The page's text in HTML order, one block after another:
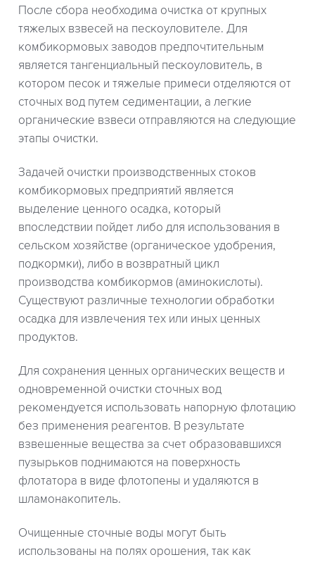
После сбора необходима очистка от крупных
тяжелых взвесей на пескоуловителе. Для
комбикормовых заводов предпочтительным
является тангенциальный пескоуловитель, в
котором песок и тяжелые примеси отделяются от
сточных вод путем седиментации, а легкие
органические взвеси отправляются на следующие
этапы очистки.
Задачей очистки производственных стоков
комбикормовых предприятий является
выделение ценного осадка, который
впоследствии пойдет либо для использования в
сельском хозяйстве (органическое удобрения,
подкормки), либо в возвратный цикл
производства комбикормов (аминокислоты).
Существуют различные технологии обработки
осадка для извлечения тех или иных ценных
продуктов.
Для сохранения ценных органических веществ и
одновременной очистки сточных вод
рекомендуется использовать напорную флотацию
без применения реагентов. В результате
взвешенные вещества за счет образовавшихся
пузырьков поднимаются на поверхность
флотатора в виде флотопены и удаляются в
шламонакопитель.
Очищенные сточные воды могут быть
использованы на полях орошения, так как